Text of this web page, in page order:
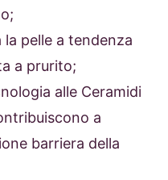
pelle a tendenza
a prurito;
alle Ceramidi
a
barriera della